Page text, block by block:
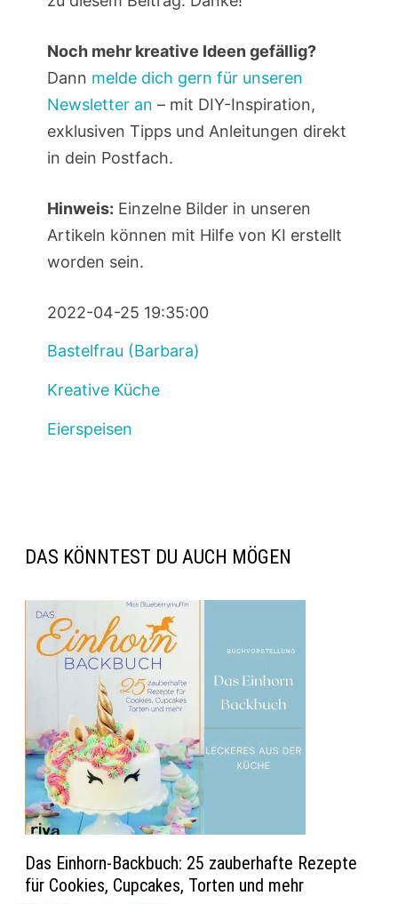
Noch mehr kreative Ideen gefällig?
Dann melde dich gern für unseren
Newsletter an – mit DIY-Inspiration,
exklusiven Tipps und Anleitungen direkt
in dein Postfach.
Hinweis: Einzelne Bilder in unseren
Artikeln können mit Hilfe von KI erstellt
worden sein.
2022-04-25 19:35:00
Bastelfrau (Barbara)
Kreative Küche
Eierspeisen
DAS KÖNNTEST DU AUCH MÖGEN
Das Einhorn-Backbuch: 25 zauberhafte Rezepte
für Cookies, Cupcakes, Torten und mehr